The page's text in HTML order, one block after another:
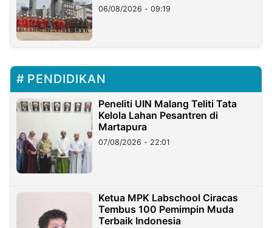
06/08/2026 - 09:19
PENDIDIKAN
Peneliti UIN Malang Teliti Tata
Kelola Lahan Pesantren di
Martapura
07/08/2026 - 22:01
Ketua MPK Labschool Ciracas
Tembus 100 Pemimpin Muda
Terbaik Indonesia